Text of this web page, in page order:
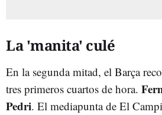
La 'manita' culé
En la segunda mitad, el Barça
tres primeros cuartos de hora.
Pedri. El mediapunta de El